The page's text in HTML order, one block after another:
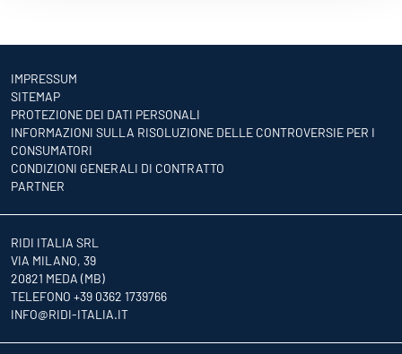
IMPRESSUM
SITEMAP
PROTEZIONE DEI DATI PERSONALI
INFORMAZIONI SULLA RISOLUZIONE DELLE CONTROVERSIE PER I
CONSUMATORI
CONDIZIONI GENERALI DI CONTRATTO
PARTNER
RIDI ITALIA SRL
VIA MILANO, 39
20821 MEDA (MB)
TELEFONO +39 0362 1739766
INFO@RIDI-ITALIA.IT